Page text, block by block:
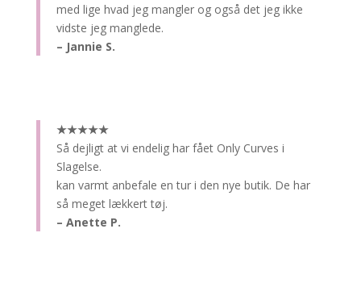
med lige hvad jeg mangler og også det jeg ikke
vidste jeg manglede.
– Jannie S.
★★★★★
Så dejligt at vi endelig har fået Only Curves i
Slagelse.
kan varmt anbefale en tur i den nye butik. De har
så meget lækkert tøj.
– Anette P.